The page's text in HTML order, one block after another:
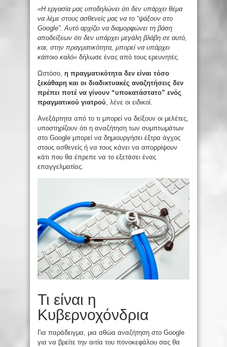
«Η εργασία μας υποδηλώνει ότι δεν υπάρχει θέμα
να λέμε στους ασθενείς μας να το “ψάξουν στο
Google”. Αυτό αρχίζει να διαμορφώνει τη βάση
αποδείξεων ότι δεν υπάρχει μεγάλη βλάβη σε αυτό,
και, στην πραγματικότητα, μπορεί να υπάρχει
κάποιο καλό» δήλωσε ένας από τους ερευνητές.
Ωστόσο, η πραγματικότητα δεν είναι τόσο
ξεκάθαρη και οι διαδικτυακές αναζητήσεις δεν
πρέπει ποτέ να γίνουν “υποκατάστατο” ενός
πραγματικού γιατρού , λένε οι ειδικοί.
Ανεξάρτητα από το τι μπορεί να δείξουν οι μελέτες,
υποστηρίζουν ότι η αναζήτηση των συμπτωμάτων
στο Google μπορεί να δημιουργήσει έξτρα άγχος
στους ασθενείς ή να τους κάνει να απορρίψουν
κάτι που θα έπρεπε να το εξετάσει ένας
επαγγελματίας.
Τι είναι η
Κυβερνοχόνδρια
Για παράδειγμα, μια αθώα αναζήτηση στο Google
για να βρείτε την αιτία του πονοκεφάλου σας θα